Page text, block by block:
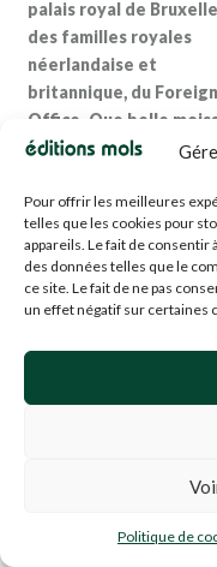
Pour offrir les meilleures
telles que les cookies pour
appareils. Le fait de
des données telles que le
ce site. Le fait de ne pas
un effet négatif sur certaines
Politique de
palais royal de
des familles royales
néerlandaise et
britannique, du Foreign
Office. Que belle
(Georges-Henri
Léopold avant
un livre de Gilbert
édité aux Éditions Mols
(Fonds Le Cri)